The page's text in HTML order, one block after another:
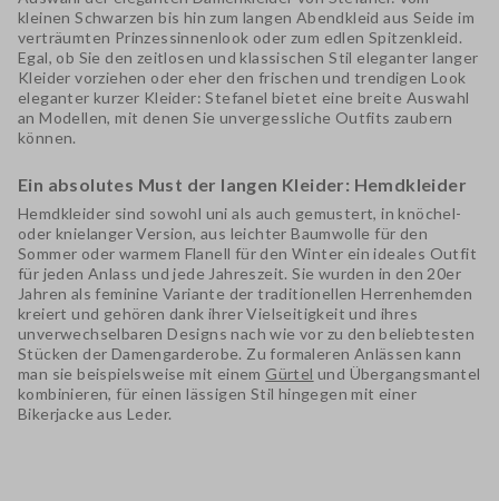
kleinen Schwarzen bis hin zum langen Abendkleid aus Seide im
verträumten Prinzessinnenlook oder zum edlen Spitzenkleid.
Egal, ob Sie den zeitlosen und klassischen Stil eleganter langer
Kleider vorziehen oder eher den frischen und trendigen Look
eleganter kurzer Kleider: Stefanel bietet eine breite Auswahl
an Modellen, mit denen Sie unvergessliche Outfits zaubern
können.
Ein absolutes Must der langen Kleider: Hemdkleider
Hemdkleider sind sowohl uni als auch gemustert, in knöchel-
oder knielanger Version, aus leichter Baumwolle für den
Sommer oder warmem Flanell für den Winter ein ideales Outfit
für jeden Anlass und jede Jahreszeit. Sie wurden in den 20er
Jahren als feminine Variante der traditionellen Herrenhemden
kreiert und gehören dank ihrer Vielseitigkeit und ihres
unverwechselbaren Designs nach wie vor zu den beliebtesten
Stücken der Damengarderobe. Zu formaleren Anlässen kann
man sie beispielsweise mit einem Gürtel und Übergangsmantel
kombinieren, für einen lässigen Stil hingegen mit einer
Bikerjacke aus Leder.